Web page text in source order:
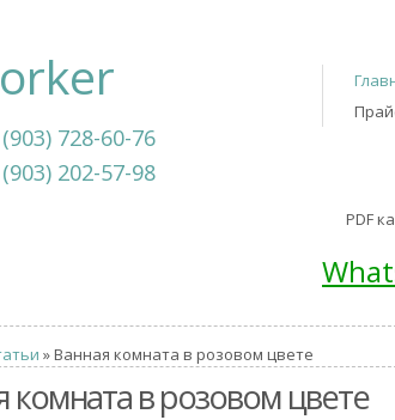
728-60-76
202-57-98
PDF
» Ванная комната в розовом цвете
комната в розовом цвете